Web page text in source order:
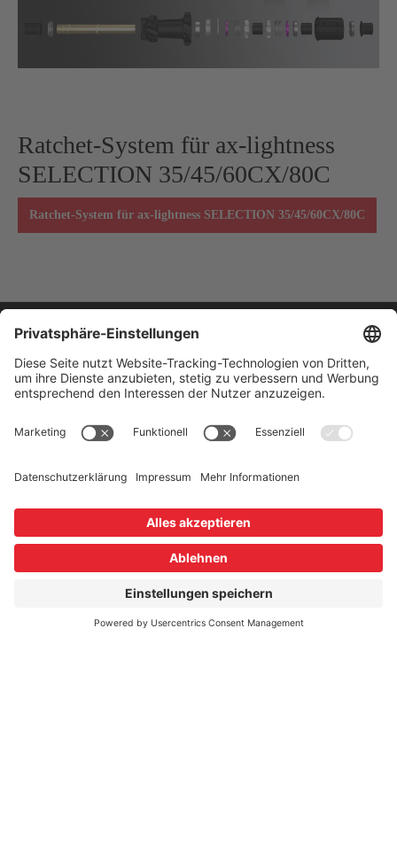
Ratchet-System für ax-lightness
SELECTION 35/45/60CX/80C
Ratchet-System für ax-lightness SELECTION 35/45/60CX/80C
IMMER AUF DEM NEUESTEN
STAND BLEIBEN
Neuigkeiten, heiße Deals und Veranstaltungshinweise zu
NEWSLETTER ABONNIEREN